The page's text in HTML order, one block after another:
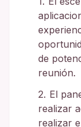
de
reunión.
El
realizar
realizar